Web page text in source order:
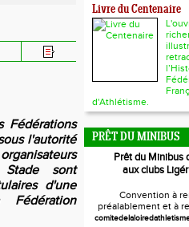
l'autorité
sont
d'une
Livre du Centenaire
d'Athlétisme.
PRÊT DU MINIBUS
Prêt du Minibus
aux clubs
Convention à
préalablement et à